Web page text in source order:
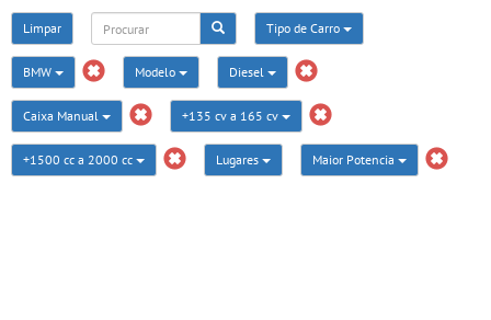
Limpar Tipo de Carro
BMW Modelo Diesel
Caixa Manual +135 cv a 165 cv
+1500 cc a 2000 cc Lugares Maior Potencia